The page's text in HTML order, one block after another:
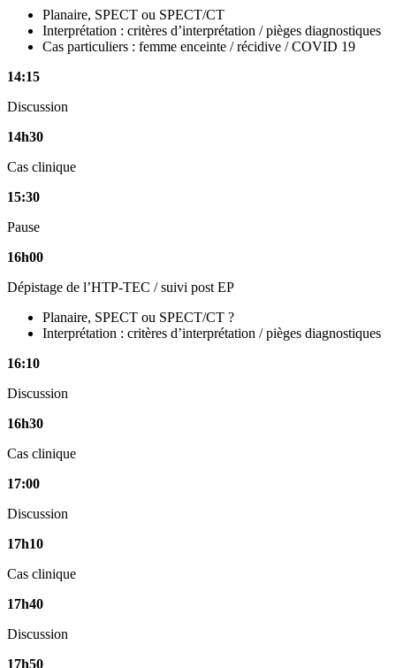
Planaire, SPECT ou SPECT/CT
Interprétation : critères d’interprétation / pièges diagnostiques
Cas particuliers : femme enceinte / récidive / COVID 19
14:15
Discussion
14h30
Cas clinique
15:30
Pause
16h00
Dépistage de l’HTP-TEC / suivi post EP
Planaire, SPECT ou SPECT/CT ?
Interprétation : critères d’interprétation / pièges diagnostiques
16:10
Discussion
16h30
Cas clinique
17:00
Discussion
17h10
Cas clinique
17h40
Discussion
17h50